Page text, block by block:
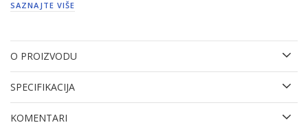
SAZNAJTE VIŠE
O PROIZVODU
SPECIFIKACIJA
KOMENTARI